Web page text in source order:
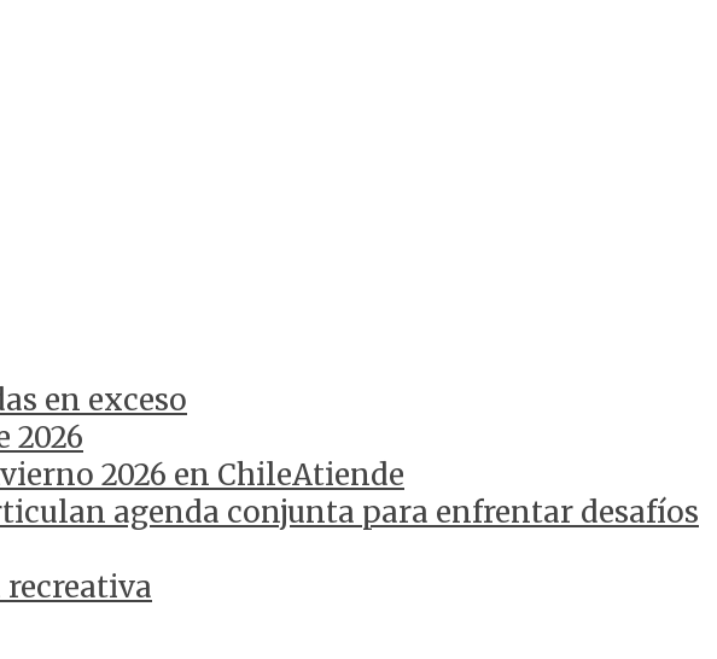
en exceso
2026
2026 en ChileAtiende
agenda conjunta para enfrentar desafíos